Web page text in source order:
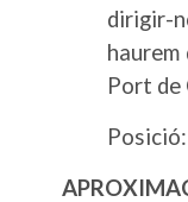
dirigir-
Port de
Posició: